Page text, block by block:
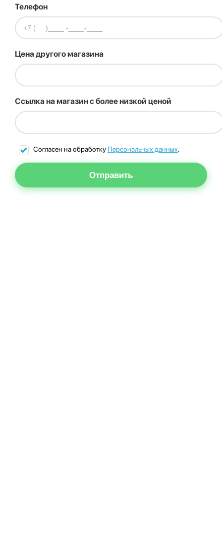
Телефон
Цена другого магазина
Ссылка на магазин с более низкой ценой
Согласен на обработку Персональных данных.
Отправить